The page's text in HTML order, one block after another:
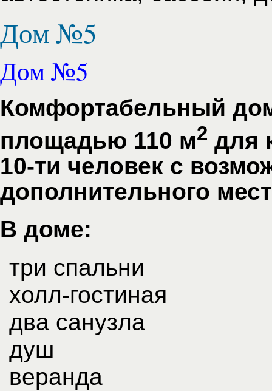
Дом №5
Дом №5
Комфортабельный
площадью 110 м2 для
10-ти человек с
дополнительного
В доме:
три спальни
холл-гостиная
два санузла
душ
веранда